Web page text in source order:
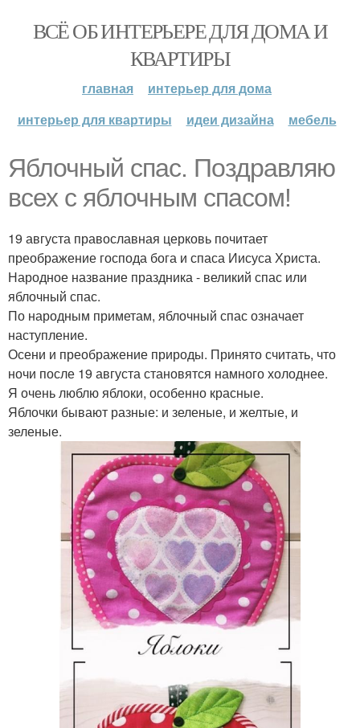
ВСЁ ОБ ИНТЕРЬЕРЕ ДЛЯ ДОМА И
КВАРТИРЫ
главная
интерьер для дома
интерьер для квартиры
идеи дизайна мебель
Яблочный спас. Поздравляю
всех с яблочным спасом!
19 августа православная церковь почитает
преображение господа бога и спаса Иисуса Христа.
Народное название праздника - великий спас или
яблочный спас.
По народным приметам, яблочный спас означает
наступление.
Осени и преображение природы. Принято считать, что
ночи после 19 августа становятся намного холоднее.
Я очень люблю яблоки, особенно красные.
Яблочки бывают разные: и зеленые, и желтые, и
зеленые.